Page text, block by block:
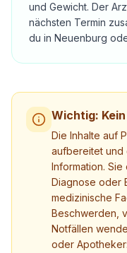
und Gewicht. Der
nächsten Termin
du in Neuenburg
Wichtig:
Die Inhalte auf
aufbereitet und
Information. Sie
Diagnose oder
medizinische
Beschwerden,
Notfällen
oder